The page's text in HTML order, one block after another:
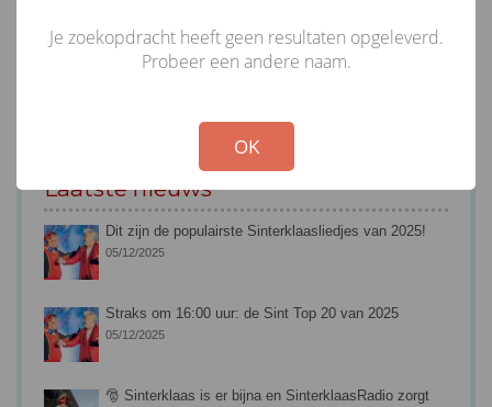
Laatste nieuws
Dit zijn de populairste Sinterklaasliedjes van 2025!
05/12/2025
Straks om 16:00 uur: de Sint Top 20 van 2025
05/12/2025
🎅 Sinterklaas is er bijna en SinterklaasRadio zorgt
Je zoekopdracht heeft geen resultaten opgeleverd.
Probeer een andere naam.
OK